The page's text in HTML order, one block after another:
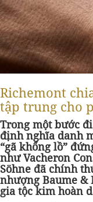
Richemont
tập trung cho
Trong một bước
định nghĩa danh
“gã khổng lồ”
như Vacheron
Söhne đã chính
nhượng Baume &
gia tộc kim hoàn